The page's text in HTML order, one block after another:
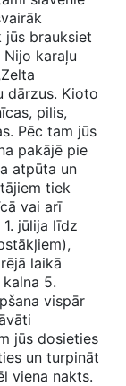
jūs brauksiet
karaļu
dārzus. Kioto
pilis,
Pēc tam jūs
pakājē pie
atpūta un
tiek
vai arī
jūlija līdz
laikā
5.
vispār
jūs dosieties
un turpināt
viena nakts.